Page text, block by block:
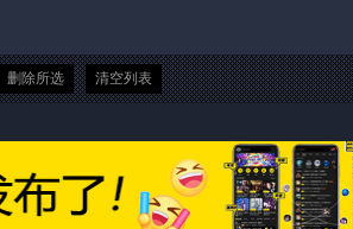
删除所选 清空列表